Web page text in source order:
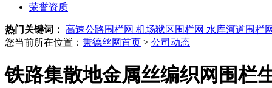
荣誉资质
热门关键词： 高速公路围栏网 机场狱区围栏网 水库河道围栏
您当前所在位置： 秉德丝网首页 > 公司动态
铁路集散地金属丝编织网围栏